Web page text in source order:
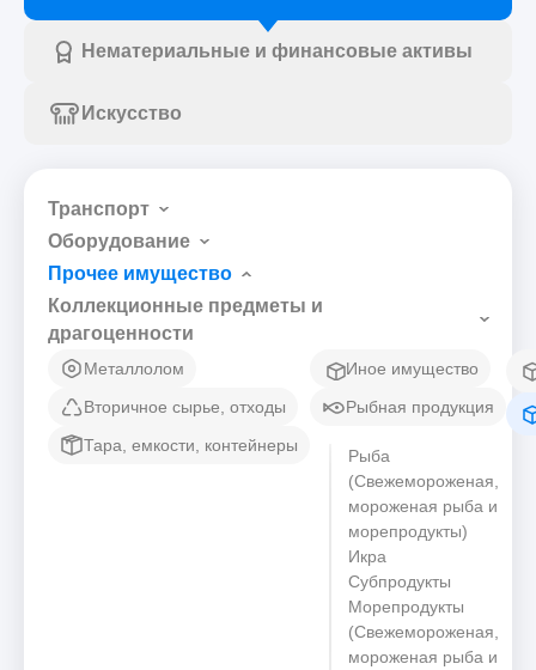
Нематериальные и финансовые активы
Искусство
Транспорт
Оборудование
Прочее имущество
Коллекционные предметы и
драгоценности
Металлолом
Вторичное сырье, отходы
Тара, емкости, контейнеры
Иное имущество
Рыбная продукция
Рыба
(Свежемороженая,
мороженая рыба и
морепродукты)
Икра
Субпродукты
Морепродукты
(Свежемороженая,
мороженая рыба и